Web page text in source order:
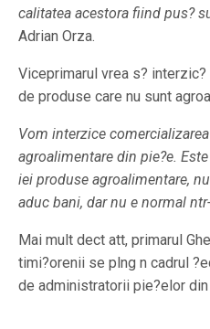
calitatea acestora fiind pus?
Adrian Orza.
Viceprimarul vrea s?
de produse care nu sunt
Vom interzice
agroalimentare din pie?e.
iei produse agroalimentare,
aduc bani, dar nu e normal
Mai mult dect att, primarul
timi?orenii se plng n cadrul
de administratorii pie?elor din